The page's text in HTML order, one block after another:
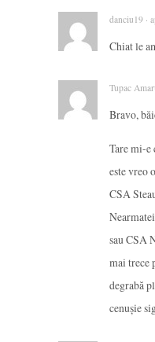
danciu19 ·
Chiat le
Tupac
Bravo,
Tare mi-e
este vreo
CSA
sau CSA
mai trece
degrabă
cenușie